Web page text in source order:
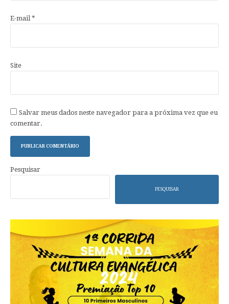
E-mail*
Site
Salvar meus dados neste navegador para a próxima vez que eu
comentar.
Pesquisar
PESQUISAR